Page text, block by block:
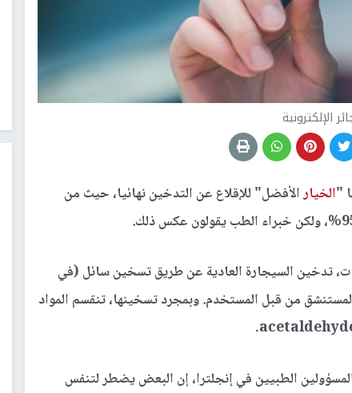
الإلكترونية
"الخيارالأفضل" للإقلاع عن التدخين نهائيا، حيث من
تدخين السيجارة العادية عن طريق تسخين سائل (في
من قبل المستخدم. وبمجرد تسخينها، تنقسم المواد
الطبيين في إنجلترا، إن البعض يضطر لتنفس